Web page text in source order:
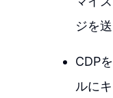
ジを
CDP
ルに